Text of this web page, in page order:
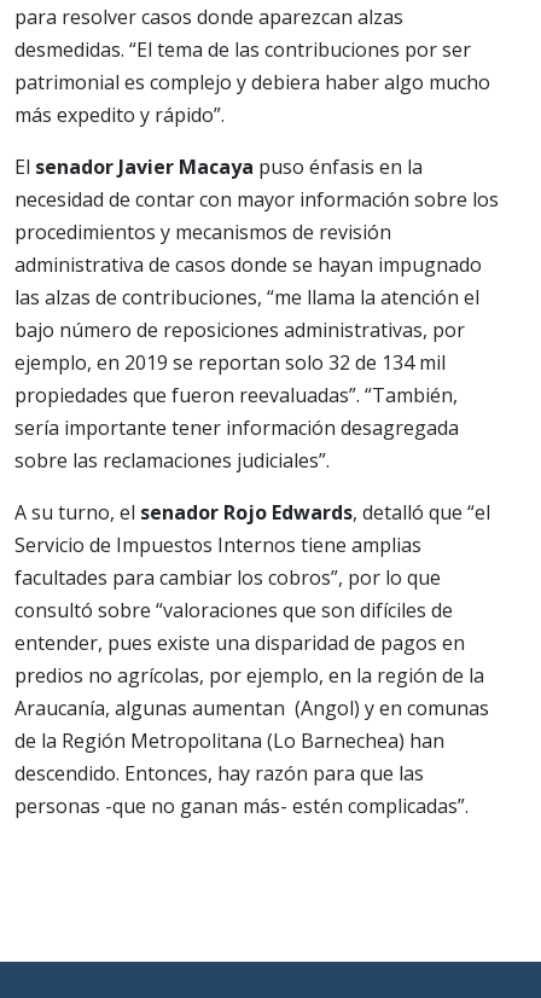
para resolver casos donde aparezcan alzas
desmedidas. “El tema de las contribuciones por ser
patrimonial es complejo y debiera haber algo mucho
más expedito y rápido”.
El senador Javier Macaya puso énfasis en la
necesidad de contar con mayor información sobre los
procedimientos y mecanismos de revisión
administrativa de casos donde se hayan impugnado
las alzas de contribuciones, “me llama la atención el
bajo número de reposiciones administrativas, por
ejemplo, en 2019 se reportan solo 32 de 134 mil
propiedades que fueron reevaluadas”. “También,
sería importante tener información desagregada
sobre las reclamaciones judiciales”.
A su turno, el senador Rojo Edwards, detalló que “el
Servicio de Impuestos Internos tiene amplias
facultades para cambiar los cobros”, por lo que
consultó sobre “valoraciones que son difíciles de
entender, pues existe una disparidad de pagos en
predios no agrícolas, por ejemplo, en la región de la
Araucanía, algunas aumentan (Angol) y en comunas
de la Región Metropolitana (Lo Barnechea) han
descendido. Entonces, hay razón para que las
personas -que no ganan más- estén complicadas”.